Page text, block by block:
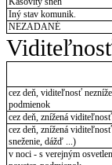
Iný stav komunik.
NEZADANÉ
cez deň, viditeľnosť
podmienok
cez deň, znížená
cez deň, znížená
sneženie, dážď ...)
v noci - s verejným